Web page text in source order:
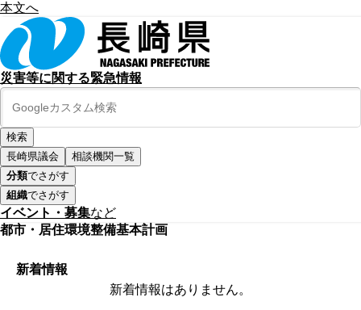
本文へ
災害等に関する緊急情報
長崎県議会
相談機関一覧
分類でさがす
組織でさがす
イベント・募集など
都市・居住環境整備基本計画
新着情報
新着情報はありません。